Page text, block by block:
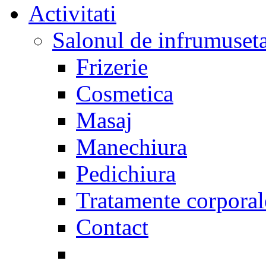
Activitati
Salonul de
Frizerie
Cosmetica
Masaj
Manechiura
Pedichiura
Tratamente
Contact